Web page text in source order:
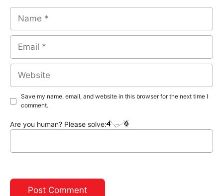
Name
Email
Website
Save my name, email, and website in this browser for the next time I
comment.
Are you human? Please solve: